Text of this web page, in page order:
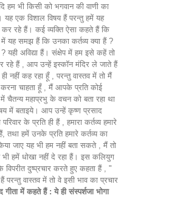
हम भी किसी को भगवान की वाणी का
एक विशाल विषय हैं परन्तु हमें यह
रहे हैं। कई व्यक्ति ऐसा कहते हैं कि
यह समझ हैं कि उनका कर्तव्य क्या हैं ?
यही अविद्या हैं। संक्षेप में हम इसे कहें तो
हैं , आप उन्हें इस्कॉन मंदिर ले जाते हैं
नहीं कह रहा हूँ , परन्तु वास्तव में तो मैं
चाहता हूँ , मैं आपके प्रति कोई
चैतन्य महाप्रभु के वचन को बता रहा था
में बताइये। आप उन्हें कृष्ण प्रसाद
के प्रति ही हैं , हमारा कर्तव्य हमारे
हमें उनके प्रति हमारे कर्तव्य का
जाए यह भी हम नहीं बता सकते , मैं तो
हमें धोखा नहीं दे रहा हैं। इस कलियुग
दुष्प्रचार करते हुए कहता हैं , "
वास्तव में तो वे इसी भाव का प्रचार
गीता में कहते हैं : ये ही संस्पर्शजा भोगा